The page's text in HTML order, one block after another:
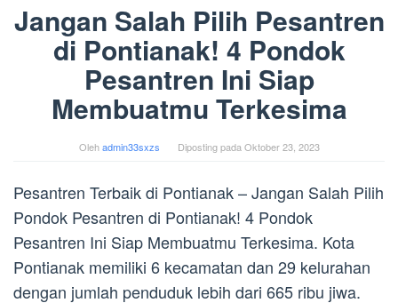
Jangan Salah Pilih Pesantren
di Pontianak! 4 Pondok
Pesantren Ini Siap
Membuatmu Terkesima
Olehadmin33sxzs Diposting padaOktober 23, 2023
Pesantren Terbaik di Pontianak – Jangan Salah Pilih
Pondok Pesantren di Pontianak! 4 Pondok
Pesantren Ini Siap Membuatmu Terkesima. Kota
Pontianak memiliki 6 kecamatan dan 29 kelurahan
dengan jumlah penduduk lebih dari 665 ribu jiwa.